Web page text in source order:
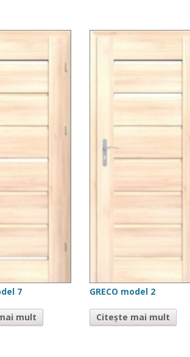
7
mult
GRECO model 2
Citește mai mult